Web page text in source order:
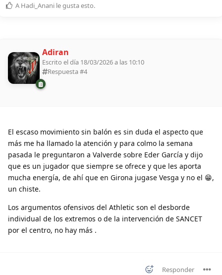
A Hadi_Anani le gusta esto.
Adiran
Escrito el día 18/03/2026 a las 10:10
Respuesta #4
El escaso movimiento sin balón es sin duda el aspecto que
más me ha llamado la atención y para colmo la semana
pasada le preguntaron a Valverde sobre Eder García y dijo
que es un jugador que siempre se ofrece y que les aporta
mucha energía, de ahí que en Girona jugase Vesga y no el 😁,
un chiste.
Los argumentos ofensivos del Athletic son el desborde
individual de los extremos o de la intervención de SANCET
por el centro, no hay más .
Responder